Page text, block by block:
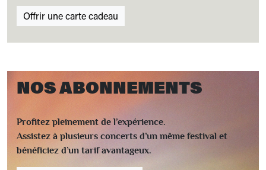
Offrir une carte cadeau
NOS ABONNEMENTS
Profitez pleinement de l’expérience.
Assistez à plusieurs concerts d’un même festival et
bénéficiez d’un tarif avantageux.